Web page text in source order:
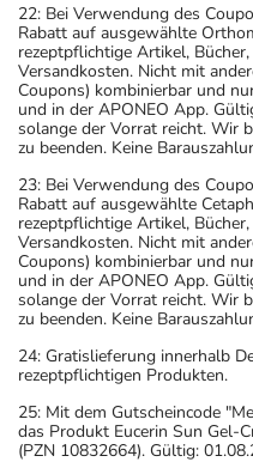
22: Bei Verwendung des
Rabatt auf ausgewählte
rezeptpflichtige Artikel,
Versandkosten. Nicht mit
Coupons) kombinierbar und
und in der APONEO App.
solange der Vorrat reicht. Wir
zu beenden. Keine
23: Bei Verwendung des
Rabatt auf ausgewählte
rezeptpflichtige Artikel,
Versandkosten. Nicht mit
Coupons) kombinierbar und
und in der APONEO App.
solange der Vorrat reicht. Wir
zu beenden. Keine
24: Gratislieferung innerhalb
rezeptpflichtigen Produkten.
25: Mit dem Gutscheincode
das Produkt Eucerin Sun Gel-
(PZN 10832664). Gültig: